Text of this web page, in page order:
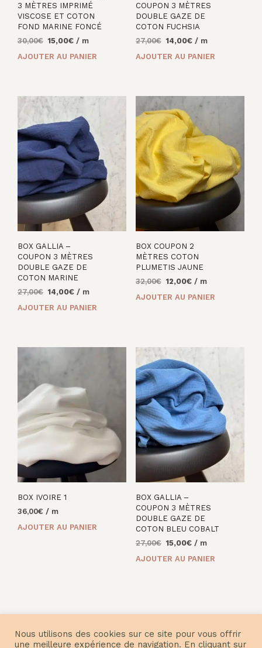
3 MÈTRES IMPRIMÉ
VISCOSE ET COTON
FOND MARINE FONCÉ
30,00€ Le
15,00€Le/ m
AJOUTER AU PANIER
COUPON 3 MÈTRES
DOUBLE GAZE DE
COTON FUCHSIA
27,00€ Le
14,00€Le/ m
AJOUTER AU PANIER
BOX GALLIA –
COUPON 3 MÈTRES
DOUBLE GAZE DE
COTON MARINE
27,00€ Le
14,00€Le/ m
AJOUTER AU PANIER
BOX COUPON 2
MÈTRES COTON
PLUMETIS JAUNE
32,00€ Le
12,00€Le/ m
AJOUTER AU PANIER
BOX IVOIRE 1
36,00€ / m
AJOUTER AU PANIER
BOX GALLIA –
COUPON 3 MÈTRES
DOUBLE GAZE DE
COTON BLEU COBALT
27,00€ Le
15,00€Le/ m
AJOUTER AU PANIER
Nous utilisons des cookies sur ce site pour vous offrir
une meilleure expérience de navigation. En cliquant sur